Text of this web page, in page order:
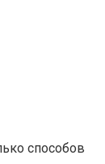
способов